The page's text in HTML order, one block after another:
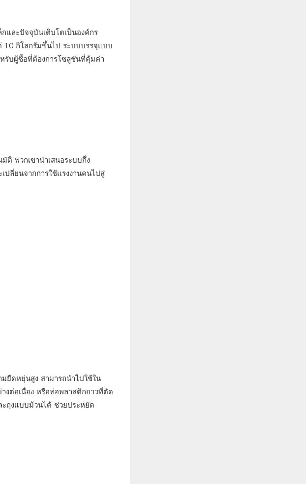
และปัจจุบันเติบโตเป็นองค์กร
10 กิโลกรัมขึ้นไป ระบบบรรจุแบบ
หรับผู้ซื้อที่ต้องการโซลูชันที่คุ้มค่า
ติ พวกเขานำเสนอระบบกึ่ง
ปลี่ยนจากการใช้แรงงานคนไปสู่
ยืดหยุ่นสูง สามารถนำไปใช้ใน
งต่อเนื่อง หรือท่อพลาสติกยาวที่ตัด
ถุงแบบม้วนได้ ช่วยประหยัด